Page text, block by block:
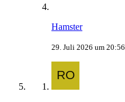
Hamster
29. Juli 2026 um 20:56